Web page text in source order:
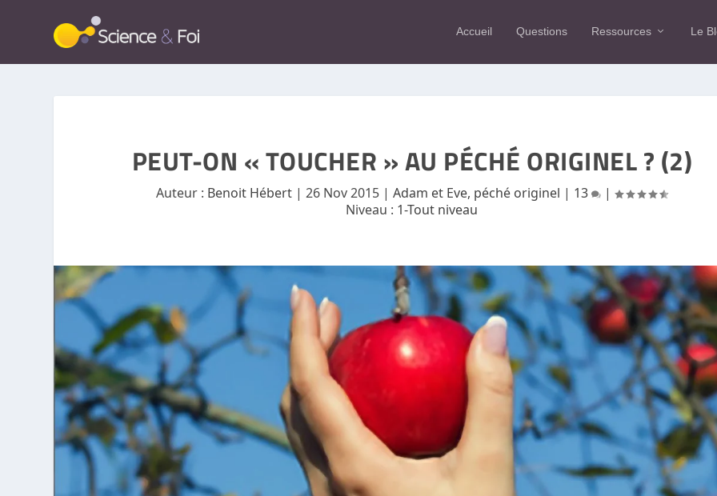
Accueil Questions Ressources Le
PEUT-ON « TOUCHER » AU PÉCHÉ ORIGINEL ? (2)
Auteur : Benoit Hébert |26 Nov 2015 |Adam et Eve, péché originel | 13
|
Niveau : 1-Tout niveau